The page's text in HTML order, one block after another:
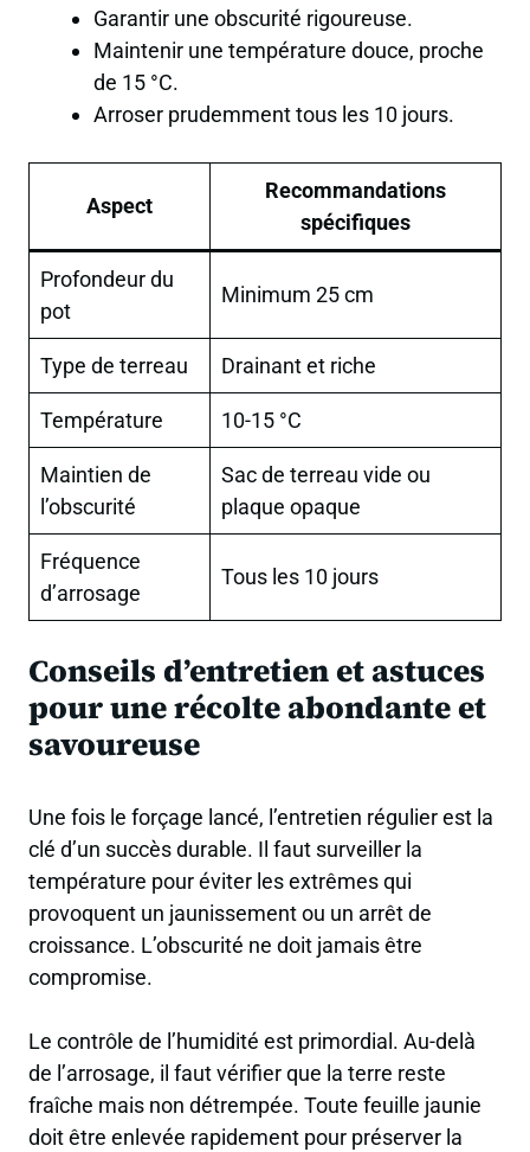
Garantir une obscurité rigoureuse.
Maintenir une température douce, proche
de 15 °C.
Arroser prudemment tous les 10 jours.
Aspect
Recommandations
spécifiques
Profondeur du
pot
Minimum 25 cm
Type de terreau Drainant et riche
Température 10-15 °C
Maintien de
l’obscurité
Sac de terreau vide ou
plaque opaque
Fréquence
d’arrosage
Tous les 10 jours
Conseils d’entretien et astuces
pour une récolte abondante et
savoureuse
Une fois le forçage lancé, l’entretien régulier est la
clé d’un succès durable. Il faut surveiller la
température pour éviter les extrêmes qui
provoquent un jaunissement ou un arrêt de
croissance. L’obscurité ne doit jamais être
compromise.
Le contrôle de l’humidité est primordial. Au-delà
de l’arrosage, il faut vérifier que la terre reste
fraîche mais non détrempée. Toute feuille jaunie
doit être enlevée rapidement pour préserver la